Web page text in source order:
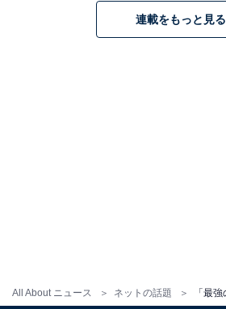
All About ニュース ネットの話題
連載をもっと見る